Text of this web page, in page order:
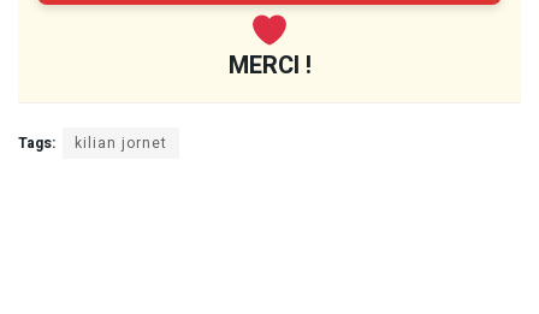
MERCI !
Tags: kilian jornet